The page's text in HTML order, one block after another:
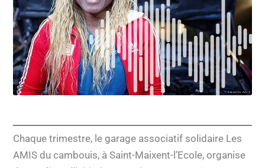
Chaque trimestre, le garage associatif solidaire Les
AMIS du cambouis, à Saint-Maixent-l’Ecole, organise